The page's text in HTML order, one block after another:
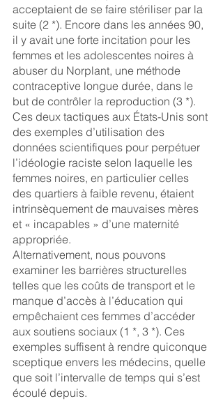
acceptaient de se faire stériliser par la
suite (2 *). Encore dans les années 90,
il y avait une forte incitation pour les
femmes et les adolescentes noires à
abuser du Norplant, une méthode
contraceptive longue durée, dans le
but de contrôler la reproduction (3 *).
Ces deux tactiques aux États-Unis sont
des exemples d’utilisation des
données scientifiques pour perpétuer
l’idéologie raciste selon laquelle les
femmes noires, en particulier celles
des quartiers à faible revenu, étaient
intrinsèquement de mauvaises mères
et « incapables » d’une maternité
appropriée.
Alternativement, nous pouvons
examiner les barrières structurelles
telles que les coûts de transport et le
manque d’accès à l’éducation qui
empêchaient ces femmes d’accéder
aux soutiens sociaux (1 *, 3 *). Ces
exemples suffisent à rendre quiconque
sceptique envers les médecins, quelle
que soit l’intervalle de temps qui s’est
écoulé depuis.